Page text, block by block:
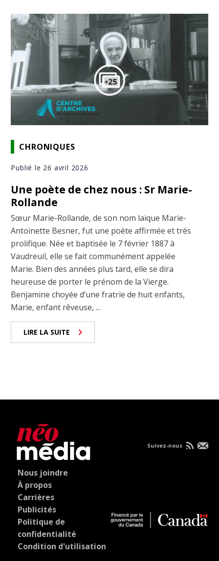
CHRONIQUES
Publié le 26 avril 2026
Une poète de chez nous : Sr Marie-
Rollande
Sœur Marie-Rollande, de son nom laïque Marie-
Antoinette Besner, fut une poète affirmée et très
prolifique. Née et baptisée le 7 février 1887 à
Vaudreuil, elle se fait communément appelée
Marie. Bien des années plus tard, elle se dira
heureuse de porter le prénom de la Vierge.
Benjamine choyée d’une fratrie de huit enfants,
Marie, enfant rêveuse, ...
LIRE LA SUITE
Nous joindre
À propos
Carrières
Publicités
Politique de
confidentialité
Condition d'utilisation
Suivez-nous